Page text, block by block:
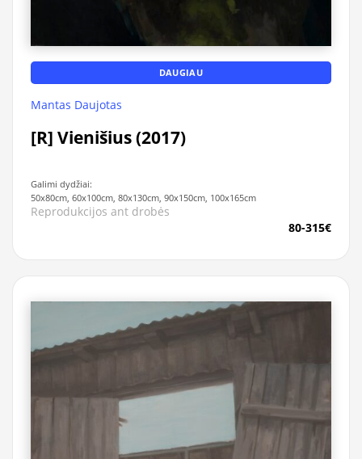
DAUGIAU
Mantas Daujotas
[R] Vienišius (2017)
Galimi dydžiai:
50x80cm, 60x100cm, 80x130cm, 90x150cm, 100x165cm
Reprodukcijos ant drobės
80-315€